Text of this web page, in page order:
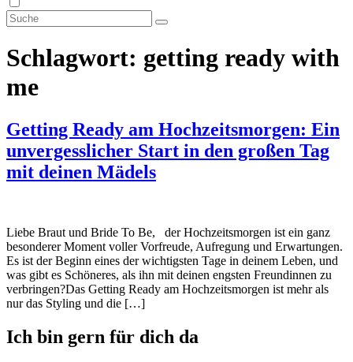
Schlagwort: getting ready with
me
Getting Ready am Hochzeitsmorgen: Ein
unvergesslicher Start in den großen Tag
mit deinen Mädels
Liebe Braut und Bride To Be, der Hochzeitsmorgen ist ein ganz
besonderer Moment voller Vorfreude, Aufregung und Erwartungen.
Es ist der Beginn eines der wichtigsten Tage in deinem Leben, und
was gibt es Schöneres, als ihn mit deinen engsten Freundinnen zu
verbringen?Das Getting Ready am Hochzeitsmorgen ist mehr als
nur das Styling und die […]
Ich bin gern für dich da